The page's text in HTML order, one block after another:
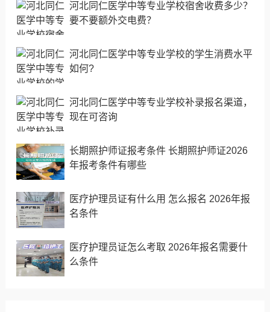
河北同仁医学中等专业学校宿舍收费多少？
要不要额外交电费？
河北同仁医学中等专业学校的学生消费水平
如何?
河北同仁医学中等专业学校补录报名渠道，
现在可咨询
长期照护师证报考条件 长期照护师证2026
年报考条件有哪些
医疗护理员证有什么用 怎么报名 2026年报
名条件
医疗护理员证怎么考取 2026年报名需要什
么条件